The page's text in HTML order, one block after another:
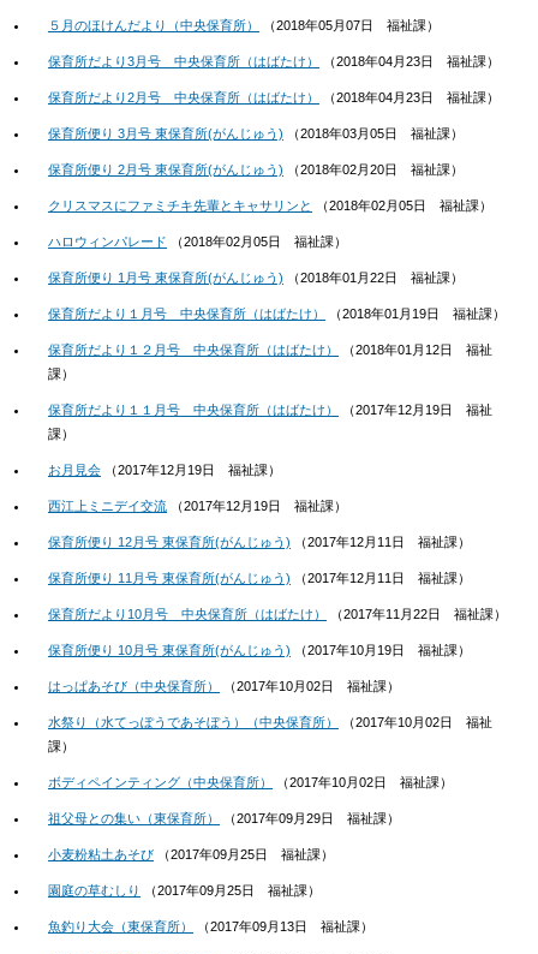
５月のほけんだより（中央保育所） （2018年05月07日 福祉課）
保育所だより3月号 中央保育所（はばたけ） （2018年04月23日 福祉課）
保育所だより2月号 中央保育所（はばたけ） （2018年04月23日 福祉課）
保育所便り 3月号 東保育所(がんじゅう) （2018年03月05日 福祉課）
保育所便り 2月号 東保育所(がんじゅう) （2018年02月20日 福祉課）
クリスマスにファミチキ先輩とキャサリンと （2018年02月05日 福祉課）
ハロウィンパレード （2018年02月05日 福祉課）
保育所便り 1月号 東保育所(がんじゅう) （2018年01月22日 福祉課）
保育所だより１月号 中央保育所（はばたけ） （2018年01月19日 福祉課）
保育所だより１２月号 中央保育所（はばたけ） （2018年01月12日
福祉
課）
保育所だより１１月号 中央保育所（はばたけ） （2017年12月19日
福祉
課）
お月見会 （2017年12月19日 福祉課）
西江上ミニデイ交流 （2017年12月19日 福祉課）
保育所便り 12月号 東保育所(がんじゅう) （2017年12月11日 福祉課）
保育所便り 11月号 東保育所(がんじゅう) （2017年12月11日 福祉課）
保育所だより10月号 中央保育所（はばたけ） （2017年11月22日 福祉課）
保育所便り 10月号 東保育所(がんじゅう) （2017年10月19日 福祉課）
はっぱあそび（中央保育所） （2017年10月02日 福祉課）
水祭り（水てっぽうであそぼう）（中央保育所） （2017年10月02日
福祉
課）
ボディペインティング（中央保育所） （2017年10月02日 福祉課）
祖父母との集い（東保育所） （2017年09月29日 福祉課）
小麦粉粘土あそび （2017年09月25日 福祉課）
園庭の草むしり （2017年09月25日 福祉課）
魚釣り大会（東保育所） （2017年09月13日 福祉課）